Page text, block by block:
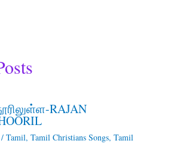
RAJAN
/ Tamil, Tamil Christians Songs, Tamil